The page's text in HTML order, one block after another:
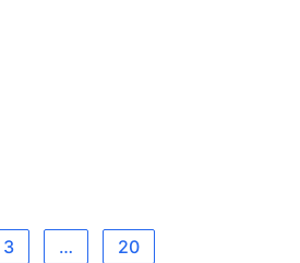
3 … 20